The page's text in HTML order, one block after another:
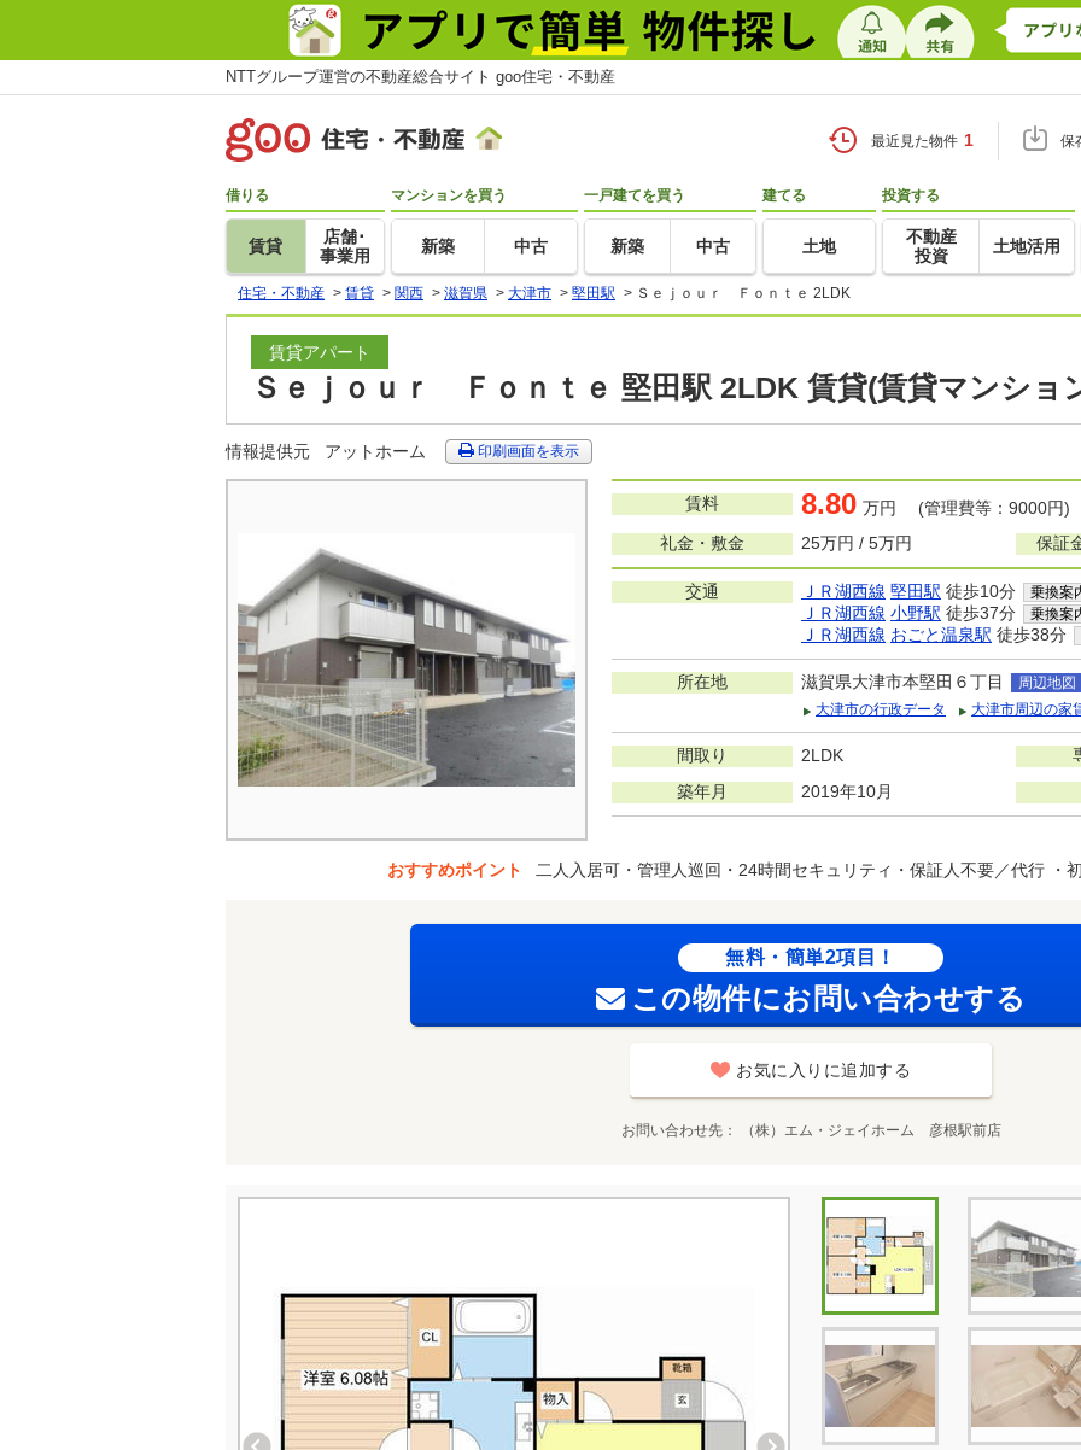
NTTグループ運営の不動産総合サイト goo住宅・不動産
最近見た物件 1 保
借りる
賃貸
店舗･
事業用
マンションを買う
新築 中古
一戸建てを買う
新築 中古
建てる
土地
投資する
不動産
投資
土地活用
住宅・不動産 > 賃貸 > 関西 > 滋賀県 > 大津市 > 堅田駅 > Ｓｅｊｏｕｒ Ｆｏｎｔｅ 2LDK
賃貸アパート
Ｓｅｊｏｕｒ Ｆｏｎｔｅ 堅田駅 2LDK 賃貸(賃貸マンショ
情報提供元 アットホーム 印刷画面を表示
賃料 8.80 万円 (管理費等：9000円)
礼金・敷金
25万円 / 5万円 保証
交通 ＪＲ湖西線 堅田駅 徒歩10分 乗換案
ＪＲ湖西線 小野駅 徒歩37分 乗換案
ＪＲ湖西線 おごと温泉駅 徒歩38分
所在地 滋賀県大津市本堅田６丁目
周辺地図
大津市の行政データ
大津市周辺の家
間取り 2LDK
築年月 2019年10月
おすすめポイント 二人入居可・管理人巡回・24時間セキュリティ・保証人不要／代行 ・
無料・簡単2項目！
この物件にお問い合わせする
お気に入りに追加する
お問い合わせ先 （株）エム・ジェイホーム 彦根駅前店